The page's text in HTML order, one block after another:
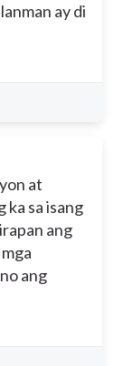
ay di
at
ka sa isang
ang
ang